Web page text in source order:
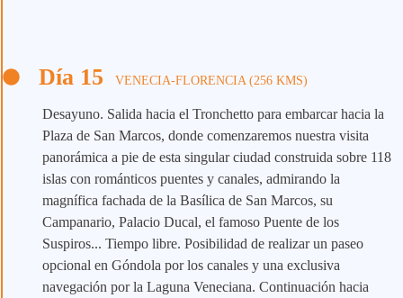
Día 15 VENECIA-FLORENCIA (256 KMS)
Desayuno. Salida hacia el Tronchetto para ­embarcar hacia la
Plaza de San Marcos, donde comenzaremos nuestra visita
panorámica a pie de esta singular ciudad construida sobre 118
islas con románticos puentes y canales, admirando la
magnífica fachada de la Basílica de San Marcos, su
Campanario, Palacio Ducal, el famoso Puente de los
Suspiros... Tiempo libre. Posibilidad de realizar un paseo
opcional en Góndola por los canales y una exclusiva
navegación por la Laguna Veneciana. Continuación hacia